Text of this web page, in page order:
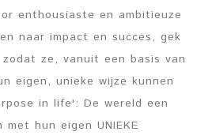
enthousiaste en ambitieuze
naar impact en succes, gek
ze, vanuit een basis van
eigen, unieke wijze kunnen
in life': De wereld een
hun eigen UNIEKE